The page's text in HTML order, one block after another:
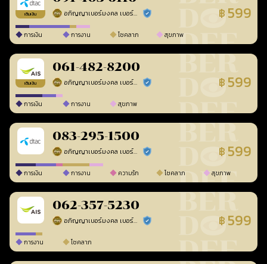
เติมเงิน อภิญญาเบอร์มงคล เบอร์สวยเลขศาสตร์ ร้านยืนยันแล้ว ฿ 599
การเงิน การงาน โชคลาภ สุขภาพ
เติมเงิน
061-482-8200
อภิญญาเบอร์มงคล เบอร์สวยเลขศาสตร์ ร้านยืนยันแล้ว ฿ 599
การเงิน การงาน สุขภาพ
083-295-1500
อภิญญาเบอร์มงคล เบอร์สวยเลขศาสตร์ ร้านยืนยันแล้ว ฿ 599
การเงิน การงาน ความรัก โชคลาภ สุขภาพ
062-357-5230
อภิญญาเบอร์มงคล เบอร์สวยเลขศาสตร์ ร้านยืนยันแล้ว ฿ 599
การงาน โชคลาภ